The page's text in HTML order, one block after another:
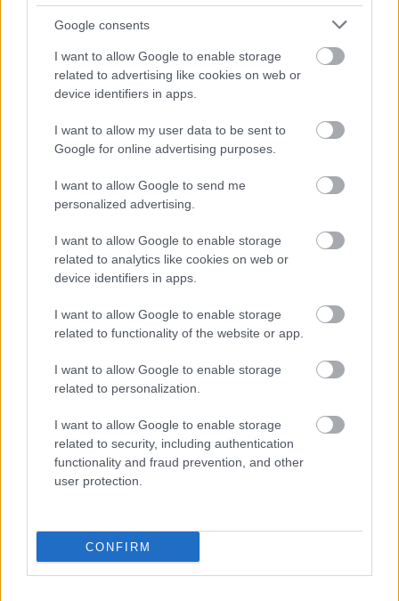
Google consents
I want to allow Google to enable storage
related to advertising like cookies on web or
device identifiers in apps.
I want to allow my user data to be sent to
Google for online advertising purposes.
I want to allow Google to send me
personalized advertising.
I want to allow Google to enable storage
related to analytics like cookies on web or
device identifiers in apps.
I want to allow Google to enable storage
related to functionality of the website or app.
I want to allow Google to enable storage
related to personalization.
I want to allow Google to enable storage
related to security, including authentication
functionality and fraud prevention, and other
user protection.
CONFIRM
„Tudtad, hogy tulajdonképpen ez
egy fanfiction?” – avagy mikor kapja
meg valami az irodalom plecsnit
RóbertKatalin• 2020. február 09.
Pár bejegyzésbenírtam már arról
regénye(i)met, és ez a háttér bizony nagy ...